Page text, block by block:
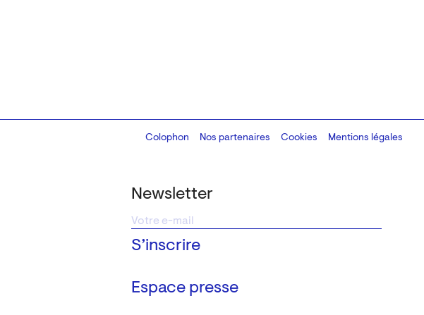
Newsletter
Espace presse
Colophon
Design:Marcel Kaczmarek, code:8080.studio
Nos partenaires Cookies Mentions légales